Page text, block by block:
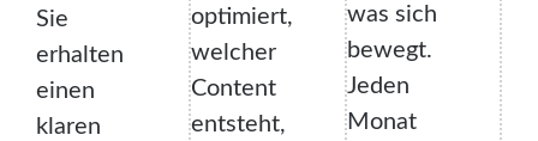
Sie
erhalten
einen
klaren
optimiert,
welcher
Content
entsteht,
was sich
bewegt.
Jeden
Monat